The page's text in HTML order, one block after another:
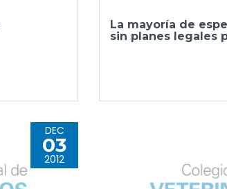
La mayoría de
sin planes legales
DEC
03
2012